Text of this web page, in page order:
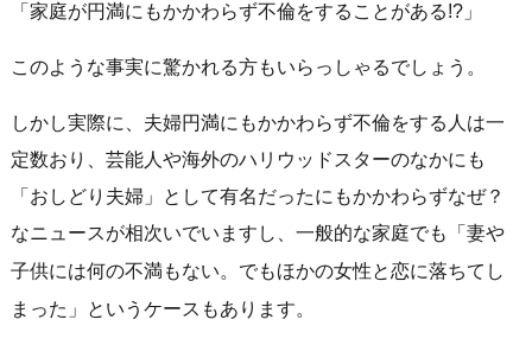
「家庭が円満にもかかわらず不倫をすることがある!?」
このような事実に驚かれる方もいらっしゃるでしょう。
しかし実際に、夫婦円満にもかかわらず不倫をする人は一
定数おり、芸能人や海外のハリウッドスターのなかにも
「おしどり夫婦」として有名だったにもかかわらずなぜ？
なニュースが相次いでいますし、 一般的な家庭でも「妻や
子供には何の不満もない。でもほかの女性と恋に落ちてし
まった」というケースもあります。